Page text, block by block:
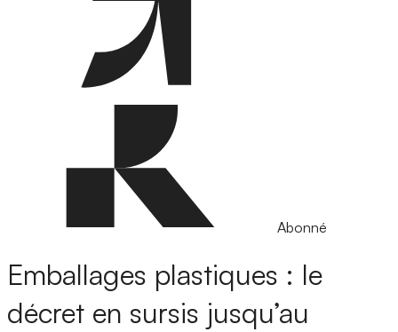
Abonné
Emballages plastiques : le
décret en sursis jusqu’au